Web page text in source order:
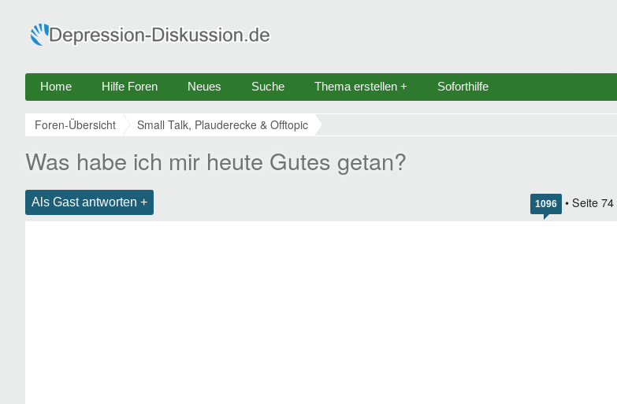
Home Hilfe Foren Neues Suche Thema erstellen + Soforthilfe
Foren-Übersicht Small Talk, Plauderecke & Offtopic
Was habe ich mir heute Gutes getan?
Als Gast antworten + 1096 • Seite 74